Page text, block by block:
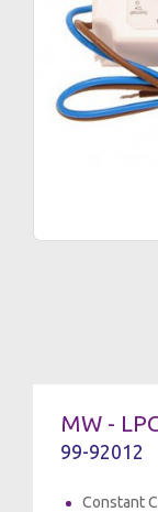
MW -
99-92012
Constant